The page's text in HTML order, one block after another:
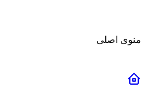
منوی اصلی